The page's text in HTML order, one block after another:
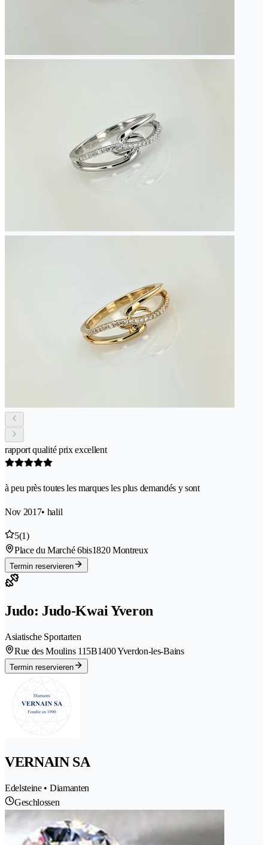
rapport qualité prix excellent
à peu près toutes les marques les plus demandés y sont
Nov 2017• halil
5(1)
Place du Marché 6bis1820 Montreux
Termin reservieren
Judo: Judo-Kwai Yveron
Asiatische Sportarten
Rue des Moulins 115B1400 Yverdon-les-Bains
Termin reservieren
VERNAIN SA
Edelsteine • Diamanten
Geschlossen